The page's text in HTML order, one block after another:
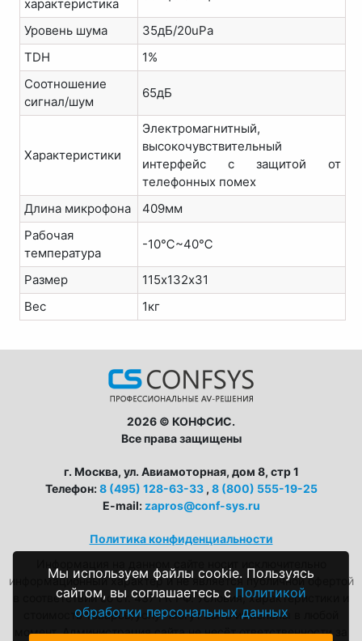
характеристика
Уровень шума
35дБ/20uPa
TDH
1%
Соотношение
сигнал/шум
65дБ
Характеристики
Электромагнитный,
высокочувствительный
интерфейс с защитой от
телефонных помех
Длина микрофона
409мм
Рабочая
температура
-10℃~40℃
Размер
115х132х31
Вес
1кг
2026 © КОНФСИС.
Все права защищены
г. Москва, ул. Авиамоторная, дом 8, стр 1
Телефон:8 (495) 128-63-33 , 8 (800) 555-19-25
E-mail: zapros@conf-sys.ru
Политика конфиденциальности
информационный характер и не является публичной офертой
в соответствии со ст. 437 ГК РФ. Условия, характеристики и
стоимость товаров/услуг могут быть изменены в любой
момент. Администрация сайта не несёт ответственности за
Мы используем файлы cookie. Пользуясь
сайтом, вы соглашаетесь с Политикой
обработки персональных данных